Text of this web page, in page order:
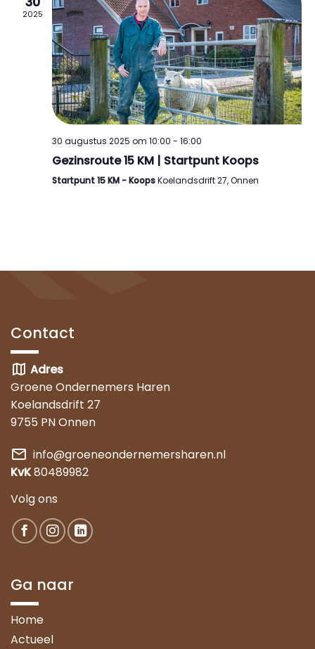
2025
30 augustus 2025 om 10:00 - 16:00
Gezinsroute 15 KM | Startpunt Koops
Startpunt 15 KM - KoopsKoelandsdrift 27, Onnen
Contact
map Adres
Groene Ondernemers Haren
Koelandsdrift 27
9755 PN Onnen
mail info@groeneondernemersharen.nl
KvK80489982
Volg ons
Ga naar
Home
Actueel